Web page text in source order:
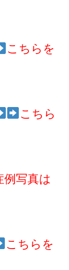
こちらを
こちら
例写真は
こちらを